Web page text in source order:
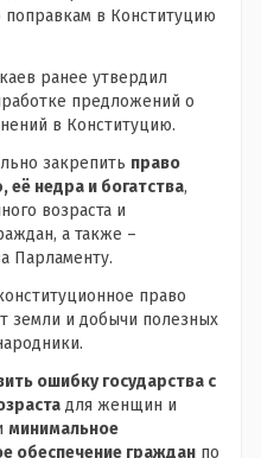
в Конституцию
ранее утвердил
предложений о
в Конституцию.
закрепить право
её недра и богатства,
возраста и
а также –
Парламенту.
право
земли и добычи полезных
ошибку государства с
для женщин и
минимальное
обеспечение граждан по